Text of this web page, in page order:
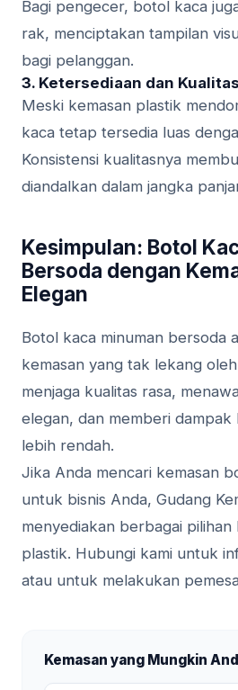
Bagi pengecer, botol kaca
rak, menciptakan tampilan
bagi pelanggan.
3. Ketersediaan dan
Meski kemasan plastik
kaca tetap tersedia luas
Konsistensi kualitasnya
diandalkan dalam jangka
Kesimpulan: Botol
Bersoda dengan
Elegan
Botol kaca minuman bersoda
kemasan yang tak lekang
menjaga kualitas rasa,
elegan, dan memberi dampak
lebih rendah.
Jika Anda mencari kemasan
untuk bisnis Anda, Gudang
menyediakan berbagai
plastik. Hubungi kami untuk
atau untuk melakukan
Kemasan yang Mungkin